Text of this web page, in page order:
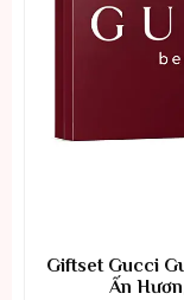
Giftset Gucci
Ấn